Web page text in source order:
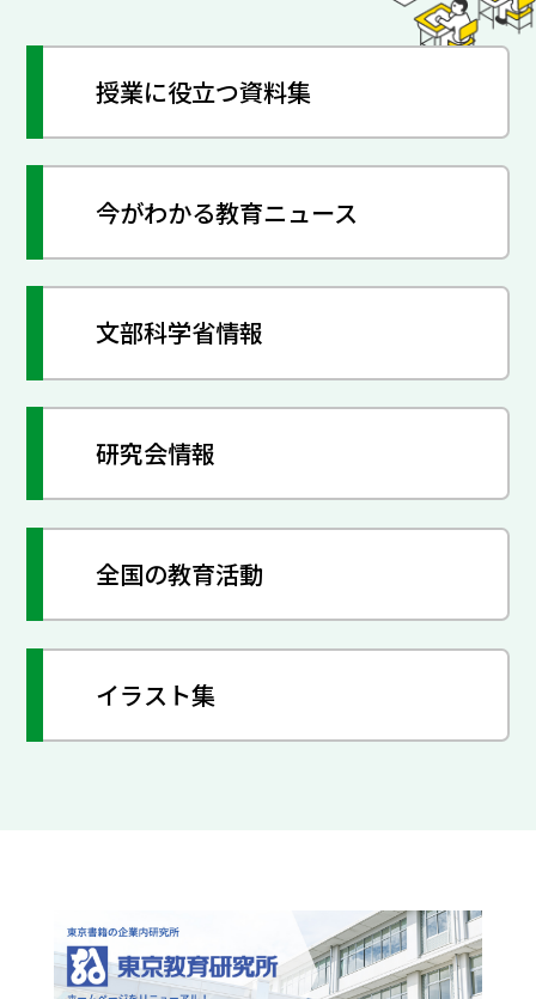
授業に役立つ資料集
今がわかる教育ニュース
文部科学省情報
研究会情報
全国の教育活動
イラスト集